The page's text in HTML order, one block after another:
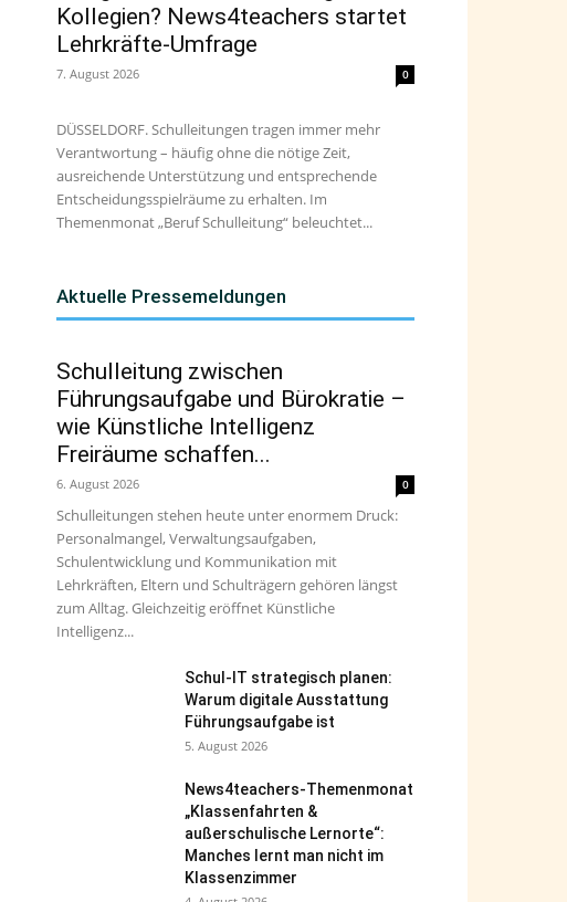
Kollegien? News4teachers startet
Lehrkräfte-Umfrage
7. August 2026 0
DÜSSELDORF. Schulleitungen tragen immer mehr
Verantwortung – häufig ohne die nötige Zeit,
ausreichende Unterstützung und entsprechende
Entscheidungsspielräume zu erhalten. Im
Themenmonat „Beruf Schulleitung“ beleuchtet...
Aktuelle Pressemeldungen
Schulleitung zwischen
Führungsaufgabe und Bürokratie –
wie Künstliche Intelligenz
Freiräume schaffen...
6. August 2026 0
Schulleitungen stehen heute unter enormem Druck:
Personalmangel, Verwaltungsaufgaben,
Schulentwicklung und Kommunikation mit
Lehrkräften, Eltern und Schulträgern gehören längst
zum Alltag. Gleichzeitig eröffnet Künstliche
Intelligenz...
Schul-IT strategisch planen:
Warum digitale Ausstattung
Führungsaufgabe ist
5. August 2026
News4teachers-Themenmonat
„Klassenfahrten &
außerschulische Lernorte“:
Manches lernt man nicht im
Klassenzimmer